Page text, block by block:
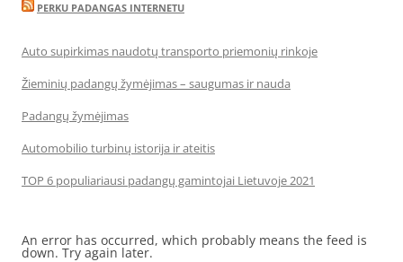
PERKU PADANGAS INTERNETU
Auto supirkimas naudotų transporto priemonių rinkoje
Žieminių padangų žymėjimas – saugumas ir nauda
Padangų žymėjimas
Automobilio turbinų istorija ir ateitis
TOP 6 populiariausi padangų gamintojai Lietuvoje 2021
An error has occurred, which probably means the feed is
down. Try again later.